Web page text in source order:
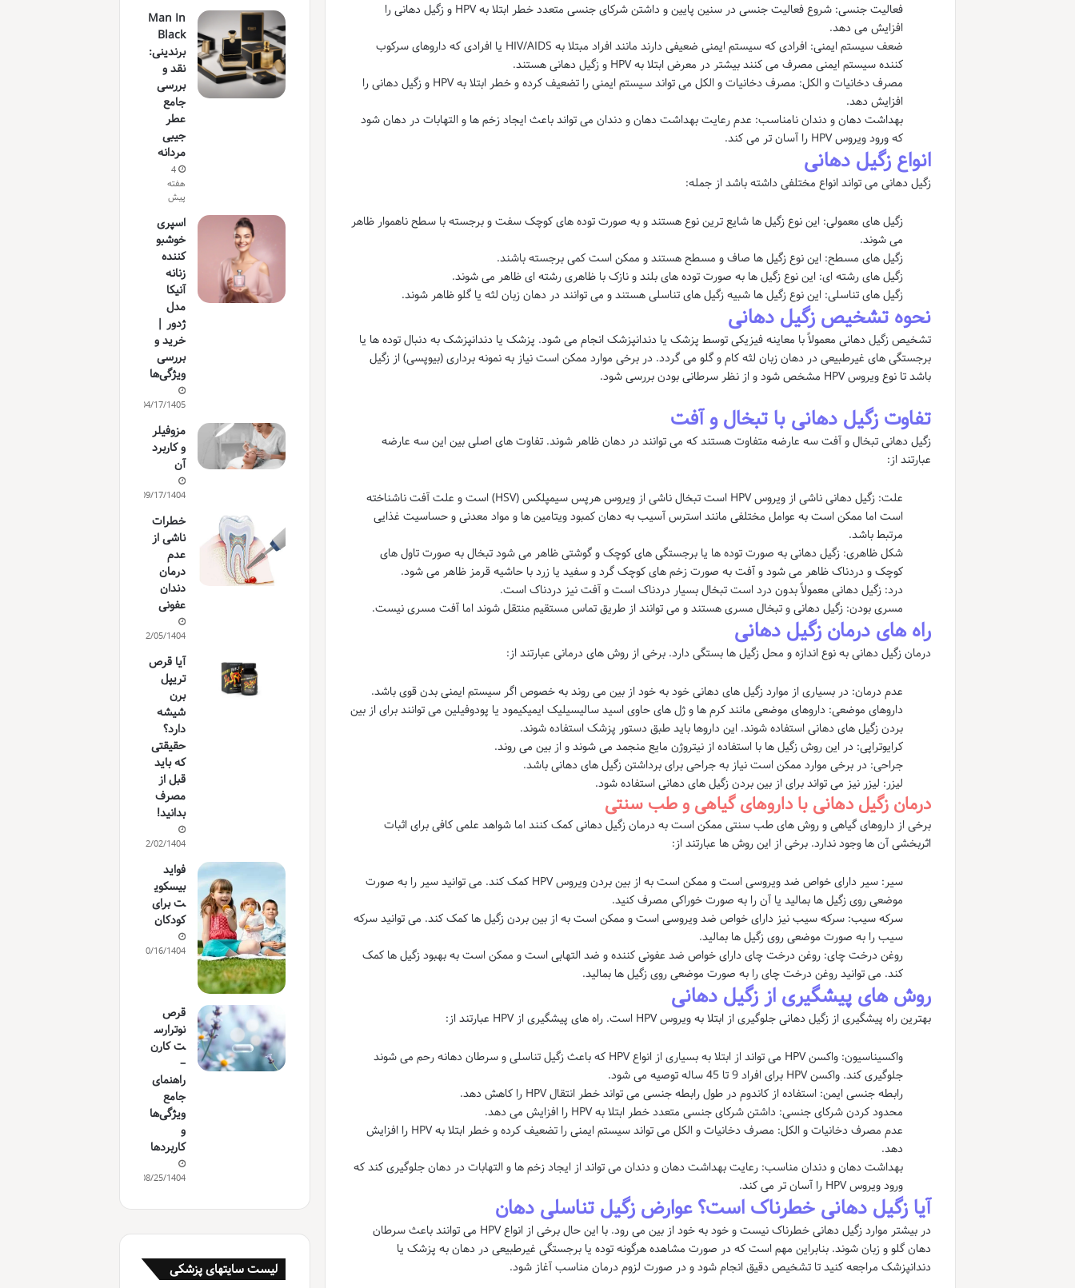
فعالیت جنسی: شروع فعالیت جنسی در سنین پایین و داشتن شرکای جنسی متعدد خطر ابتلا به HPV و زگیل دهانی را
افزایش می دهد.
ضعف سیستم ایمنی: افرادی که سیستم ایمنی ضعیفی دارند مانند افراد مبتلا به HIV/AIDS یا افرادی که داروهای سرکوب
کننده سیستم ایمنی مصرف می کنند بیشتر در معرض ابتلا به HPV و زگیل دهانی هستند.
مصرف دخانیات و الکل: مصرف دخانیات و الکل می تواند سیستم ایمنی را تضعیف کرده و خطر ابتلا به HPV و زگیل دهانی را
افزایش دهد.
بهداشت دهان و دندان نامناسب: عدم رعایت بهداشت دهان و دندان می تواند باعث ایجاد زخم ها و التهابات در دهان شود
که ورود ویروس HPV را آسان تر می کند.
انواع زگیل دهانی
زگیل دهانی می تواند انواع مختلفی داشته باشد از جمله:
زگیل های معمولی: این نوع زگیل ها شایع ترین نوع هستند و به صورت توده های کوچک سفت و برجسته با سطح ناهموار ظاهر
می شوند.
زگیل های مسطح: این نوع زگیل ها صاف و مسطح هستند و ممکن است کمی برجسته باشند.
زگیل های رشته ای: این نوع زگیل ها به صورت توده های بلند و نازک با ظاهری رشته ای ظاهر می شوند.
زگیل های تناسلی: این نوع زگیل ها شبیه زگیل های تناسلی هستند و می توانند در دهان زبان لثه یا گلو ظاهر شوند.
نحوه تشخیص زگیل دهانی
تشخیص زگیل دهانی معمولاً با معاینه فیزیکی توسط پزشک یا دندانپزشک انجام می شود. پزشک یا دندانپزشک به دنبال توده ها یا
برجستگی های غیرطبیعی در دهان زبان لثه کام و گلو می گردد. در برخی موارد ممکن است نیاز به نمونه برداری (بیوپسی) از زگیل
باشد تا نوع ویروس HPV مشخص شود و از نظر سرطانی بودن بررسی شود.
تفاوت زگیل دهانی با تبخال و آفت
زگیل دهانی تبخال و آفت سه عارضه متفاوت هستند که می توانند در دهان ظاهر شوند. تفاوت های اصلی بین این سه عارضه
عبارتند از:
علت: زگیل دهانی ناشی از ویروس HPV است تبخال ناشی از ویروس هرپس سیمپلکس (HSV) است و علت آفت ناشناخته
است اما ممکن است به عوامل مختلفی مانند استرس آسیب به دهان کمبود ویتامین ها و مواد معدنی و حساسیت غذایی
مرتبط باشد.
شکل ظاهری: زگیل دهانی به صورت توده ها یا برجستگی های کوچک و گوشتی ظاهر می شود تبخال به صورت تاول های
کوچک و دردناک ظاهر می شود و آفت به صورت زخم های کوچک گرد و سفید یا زرد با حاشیه قرمز ظاهر می شود.
درد: زگیل دهانی معمولاً بدون درد است تبخال بسیار دردناک است و آفت نیز دردناک است.
مسری بودن: زگیل دهانی و تبخال مسری هستند و می توانند از طریق تماس مستقیم منتقل شوند اما آفت مسری نیست.
راه های درمان زگیل دهانی
درمان زگیل دهانی به نوع اندازه و محل زگیل ها بستگی دارد. برخی از روش های درمانی عبارتند از:
عدم درمان: در بسیاری از موارد زگیل های دهانی خود به خود از بین می روند به خصوص اگر سیستم ایمنی بدن قوی باشد.
داروهای موضعی: داروهای موضعی مانند کرم ها و ژل های حاوی اسید سالیسیلیک ایمیکیمود یا پودوفیلین می توانند برای از بین
بردن زگیل های دهانی استفاده شوند. این داروها باید طبق دستور پزشک استفاده شوند.
کرایوتراپی: در این روش زگیل ها با استفاده از نیتروژن مایع منجمد می شوند و از بین می روند.
جراحی: در برخی موارد ممکن است نیاز به جراحی برای برداشتن زگیل های دهانی باشد.
لیزر: لیزر نیز می تواند برای از بین بردن زگیل های دهانی استفاده شود.
درمان زگیل دهانی با داروهای گیاهی و طب سنتی
برخی از داروهای گیاهی و روش های طب سنتی ممکن است به درمان زگیل دهانی کمک کنند اما شواهد علمی کافی برای اثبات
اثربخشی آن ها وجود ندارد. برخی از این روش ها عبارتند از:
سیر: سیر دارای خواص ضد ویروسی است و ممکن است به از بین بردن ویروس HPV کمک کند. می توانید سیر را به صورت
موضعی روی زگیل ها بمالید یا آن را به صورت خوراکی مصرف کنید.
سرکه سیب: سرکه سیب نیز دارای خواص ضد ویروسی است و ممکن است به از بین بردن زگیل ها کمک کند. می توانید سرکه
سیب را به صورت موضعی روی زگیل ها بمالید.
روغن درخت چای: روغن درخت چای دارای خواص ضد عفونی کننده و ضد التهابی است و ممکن است به بهبود زگیل ها کمک
کند. می توانید روغن درخت چای را به صورت موضعی روی زگیل ها بمالید.
روش های پیشگیری از زگیل دهانی
بهترین راه پیشگیری از زگیل دهانی جلوگیری از ابتلا به ویروس HPV است. راه های پیشگیری از HPV عبارتند از:
واکسیناسیون: واکسن HPV می تواند از ابتلا به بسیاری از انواع HPV که باعث زگیل تناسلی و سرطان دهانه رحم می شوند
جلوگیری کند. واکسن HPV برای افراد 9 تا 45 ساله توصیه می شود.
رابطه جنسی ایمن: استفاده از کاندوم در طول رابطه جنسی می تواند خطر انتقال HPV را کاهش دهد.
محدود کردن شرکای جنسی: داشتن شرکای جنسی متعدد خطر ابتلا به HPV را افزایش می دهد.
عدم مصرف دخانیات و الکل: مصرف دخانیات و الکل می تواند سیستم ایمنی را تضعیف کرده و خطر ابتلا به HPV را افزایش
دهد.
بهداشت دهان و دندان مناسب: رعایت بهداشت دهان و دندان می تواند از ایجاد زخم ها و التهابات در دهان جلوگیری کند که
ورود ویروس HPV را آسان تر می کند.
آیا زگیل دهانی خطرناک است؟ عوارض زگیل تناسلی دهان
در بیشتر موارد زگیل دهانی خطرناک نیست و خود به خود از بین می رود. با این حال برخی از انواع HPV می توانند باعث سرطان
دهان گلو و زبان شوند. بنابراین مهم است که در صورت مشاهده هرگونه توده یا برجستگی غیرطبیعی در دهان به پزشک یا
دندانپزشک مراجعه کنید تا تشخیص دقیق انجام شود و در صورت لزوم درمان مناسب آغاز شود.
Man In
Black
برندینی:
نقد و
بررسی
جامع
عطر
جیبی
مردانه
4
هفته
پیش
اسپری
خوشبو
کننده
زنانه
آنیکا
مدل
ژدور |
خرید و
بررسی
ویژگی‌ها
04/17/1405
مزوفیلر
و کاربرد
آن
09/17/1404
خطرات
ناشی از
عدم
درمان
دندان
عفونی
12/05/1404
آیا قرص
تریپل
برن
شیشه
دارد؟
حقیقتی
که باید
قبل از
مصرف
بدانید!
12/02/1404
فواید
بیسکوی
ت برای
کودکان
10/16/1404
قرص
نوترارس
ت کارن
–
راهنمای
جامع
ویژگی‌ها
و
کاربردها
08/25/1404
لیست سایتهای پزشکی